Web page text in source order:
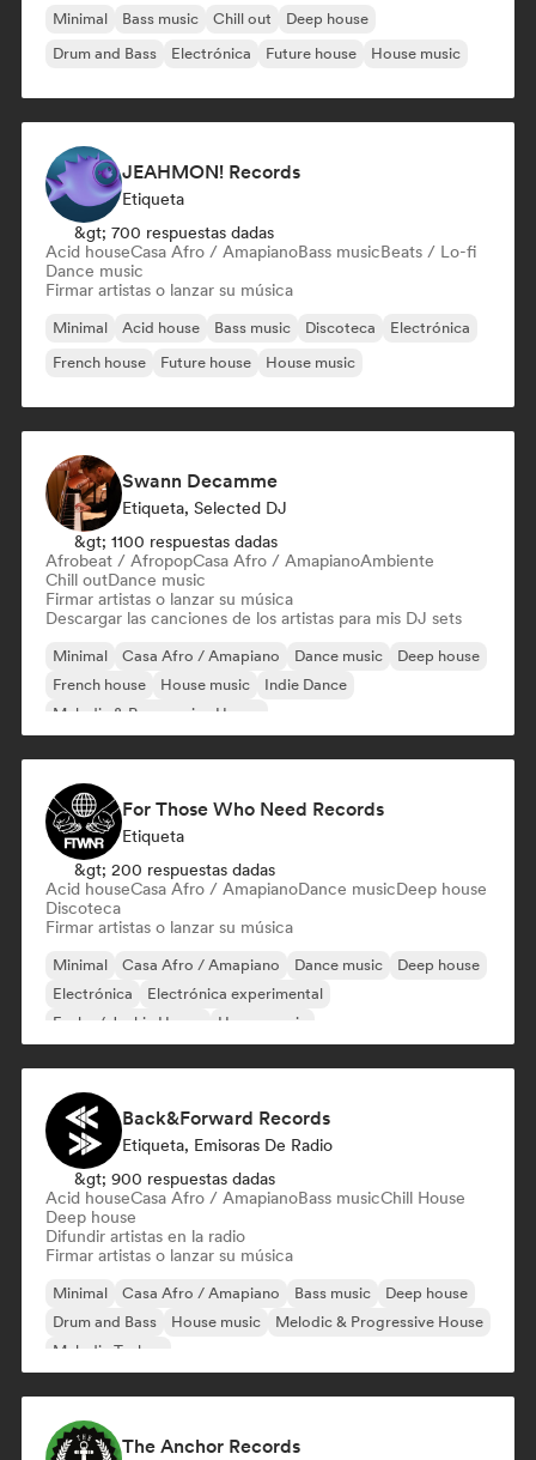
Minimal Bass music Chill out
Deep house
Drum and Bass
Electrónica Future house House music
JEAHMON! Records
Etiqueta
&gt; 700 respuestas dadas
Acid houseCasa Afro / AmapianoBass musicBeats / Lo-fi
Dance music
Firmar artistas o lanzar su música
Minimal Acid house Bass music Discoteca
Electrónica
French house
Future house House music
Swann Decamme
Etiqueta, Selected DJ
&gt; 1100 respuestas dadas
Afrobeat / AfropopCasa Afro / AmapianoAmbiente
Chill outDance music
Firmar artistas o lanzar su música
Descargar las canciones de los artistas para mis DJ sets
Minimal Casa Afro / Amapiano Dance music
Deep house
French house
House music
Indie Dance
Melodic & Progressive House
For Those Who Need Records
Etiqueta
&gt; 200 respuestas dadas
Acid houseCasa Afro / AmapianoDance musicDeep house
Discoteca
Firmar artistas o lanzar su música
Minimal Casa Afro / Amapiano Dance music
Deep house
Electrónica
Electrónica experimental
Funky / Jackin House
House music
Back&Forward Records
Etiqueta, Emisoras De Radio
&gt; 900 respuestas dadas
Acid houseCasa Afro / AmapianoBass musicChill House
Deep house
Difundir artistas en la radio
Firmar artistas o lanzar su música
Minimal Casa Afro / Amapiano Bass music
Deep house
Drum and Bass
House music
Melodic & Progressive House
Melodic Techno
The Anchor Records